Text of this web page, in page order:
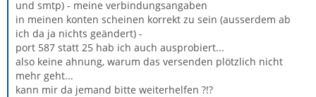
und smtp) - meine verbindungsangaben
in meinen konten scheinen korrekt zu sein (ausserdem ab
ich da ja nichts geändert) -
port 587 statt 25 hab ich auch ausprobiert...
also keine ahnung, warum das versenden plötzlich nicht
mehr geht...
kann mir da jemand bitte weiterhelfen ?!?